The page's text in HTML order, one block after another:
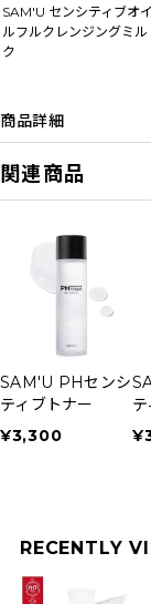
SAM'U センシティブオイ
ルフルクレンジングミル
ク
商品詳細
関連商品
SAM'U PHセンシ
ティブトナー
¥3,300
RECENTLY